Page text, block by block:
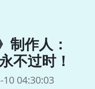
制作人：
不过时！
04:30:03